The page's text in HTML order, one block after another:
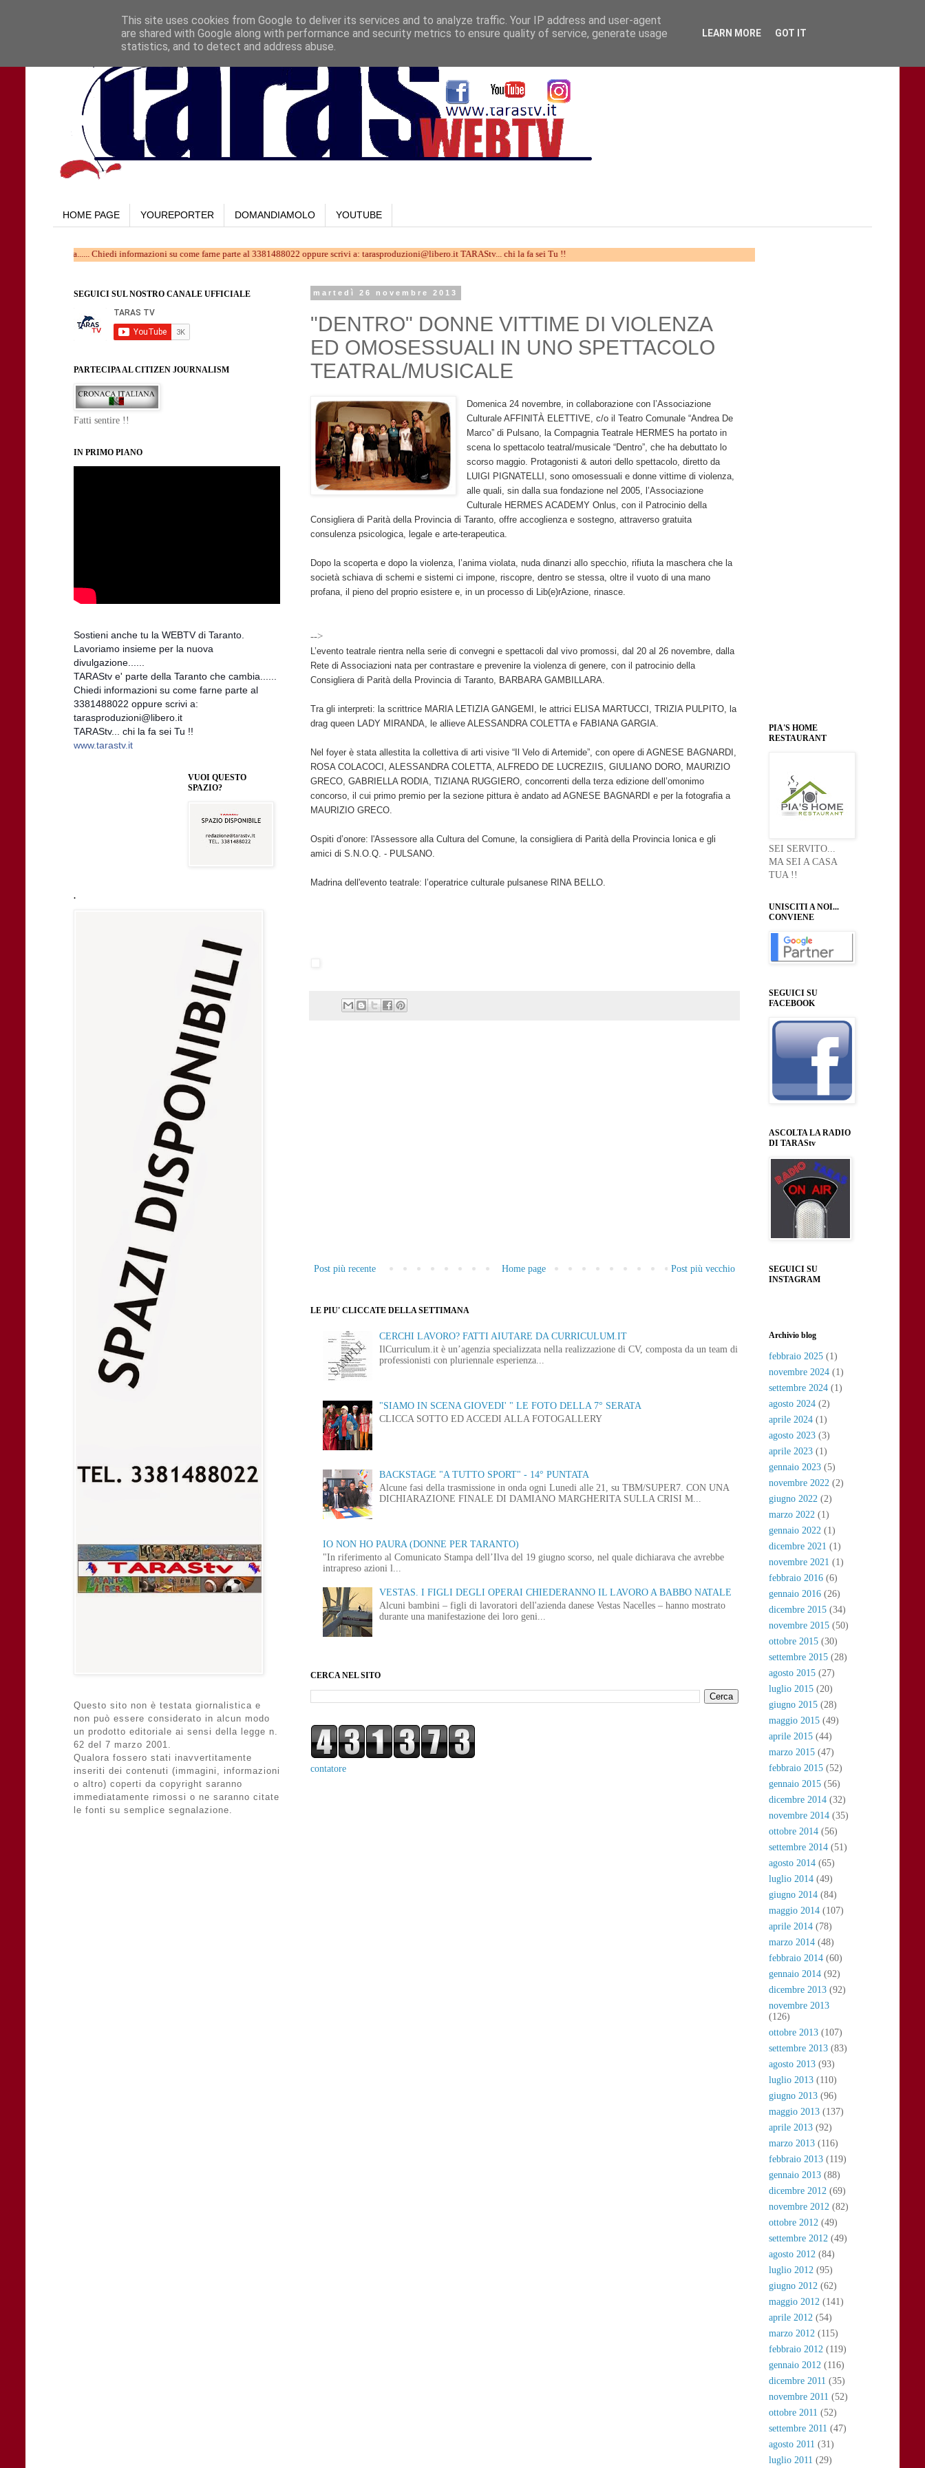
HOME PAGE YOUREPORTER DOMANDIAMOLO YOUTUBE
cambia...... Chiedi informazioni su come farne parte al 3381488022 oppure scrivi a: tarasproduzioni@libero.it TARAStv... chi la fa sei Tu !!
martedì 26 novembre 2013
"DENTRO" DONNE VITTIME DI VIOLENZA
ED OMOSESSUALI IN UNO SPETTACOLO
TEATRAL/MUSICALE
Domenica 24 novembre, in collaborazione con l’Associazione
Culturale AFFINITÀ ELETTIVE, c/o il Teatro Comunale “Andrea De
Marco” di Pulsano, la Compagnia Teatrale HERMES ha portato in
scena lo spettacolo teatral/musicale “Dentro”, che ha debuttato lo
scorso maggio. Protagonisti & autori dello spettacolo, diretto da
LUIGI PIGNATELLI, sono omosessuali e donne vittime di violenza,
alle quali, sin dalla sua fondazione nel 2005, l’Associazione
Culturale HERMES ACADEMY Onlus, con il Patrocinio della
Consigliera di Parità della Provincia di Taranto, offre accoglienza e sostegno, attraverso gratuita
consulenza psicologica, legale e arte-terapeutica.
Dopo la scoperta e dopo la violenza, l’anima violata, nuda dinanzi allo specchio, rifiuta la maschera che la
società schiava di schemi e sistemi ci impone, riscopre, dentro se stessa, oltre il vuoto di una mano
profana, il pieno del proprio esistere e, in un processo di Lib(e)rAzione, rinasce.
-->
L’evento teatrale rientra nella serie di convegni e spettacoli dal vivo promossi, dal 20 al 26 novembre, dalla
Rete di Associazioni nata per contrastare e prevenire la violenza di genere, con il patrocinio della
Consigliera di Parità della Provincia di Taranto, BARBARA GAMBILLARA.
Tra gli interpreti: la scrittrice MARIA LETIZIA GANGEMI, le attrici ELISA MARTUCCI, TRIZIA PULPITO, la
drag queen LADY MIRANDA, le allieve ALESSANDRA COLETTA e FABIANA GARGIA.
Nel foyer è stata allestita la collettiva di arti visive “Il Velo di Artemide”, con opere di AGNESE BAGNARDI,
ROSA COLACOCI, ALESSANDRA COLETTA, ALFREDO DE LUCREZIIS, GIULIANO DORO, MAURIZIO
GRECO, GABRIELLA RODIA, TIZIANA RUGGIERO, concorrenti della terza edizione dell’omonimo
concorso, il cui primo premio per la sezione pittura è andato ad AGNESE BAGNARDI e per la fotografia a
MAURIZIO GRECO.
Ospiti d’onore: l'Assessore alla Cultura del Comune, la consigliera di Parità della Provincia Ionica e gli
amici di S.N.O.Q. - PULSANO.
Madrina dell'evento teatrale: l’operatrice culturale pulsanese RINA BELLO.
Post più recente Post più vecchio
Home page
LE PIU' CLICCATE DELLA SETTIMANA
CERCHI LAVORO? FATTI AIUTARE DA CURRICULUM.IT
IlCurriculum.it è un’agenzia specializzata nella realizzazione di CV, composta da un team di
professionisti con pluriennale esperienza...
"SIAMO IN SCENA GIOVEDI' " LE FOTO DELLA 7° SERATA
CLICCA SOTTO ED ACCEDI ALLA FOTOGALLERY
BACKSTAGE "A TUTTO SPORT" - 14° PUNTATA
Alcune fasi della trasmissione in onda ogni Lunedi alle 21, su TBM/SUPER7. CON UNA
DICHIARAZIONE FINALE DI DAMIANO MARGHERITA SULLA CRISI M...
IO NON HO PAURA (DONNE PER TARANTO)
"In riferimento al Comunicato Stampa dell’Ilva del 19 giugno scorso, nel quale dichiarava che avrebbe
intrapreso azioni l...
VESTAS. I FIGLI DEGLI OPERAI CHIEDERANNO IL LAVORO A BABBO NATALE
Alcuni bambini – figli di lavoratori dell'azienda danese Vestas Nacelles – hanno mostrato
durante una manifestazione dei loro geni...
CERCA NEL SITO
contatore
SEGUICI SUL NOSTRO CANALE UFFICIALE
PARTECIPA AL CITIZEN JOURNALISM
Fatti sentire !!
IN PRIMO PIANO
Sostieni anche tu la WEBTV di Taranto.
Lavoriamo insieme per la nuova
divulgazione......
TARAStv e' parte della Taranto che cambia......
Chiedi informazioni su come farne parte al
3381488022 oppure scrivi a:
tarasproduzioni@libero.it
TARAStv... chi la fa sei Tu !!
www.tarastv.it
VUOI QUESTO
SPAZIO?
.
Questo sito non è testata giornalistica e
non può essere considerato in alcun modo
un prodotto editoriale ai sensi della legge n.
62 del 7 marzo 2001.
Qualora fossero stati inavvertitamente
inseriti dei contenuti (immagini, informazioni
o altro) coperti da copyright saranno
immediatamente rimossi o ne saranno citate
le fonti su semplice segnalazione.
PIA'S HOME
RESTAURANT
SEI SERVITO...
MA SEI A CASA
TUA !!
UNISCITI A NOI...
CONVIENE
SEGUICI SU
FACEBOOK
ASCOLTA LA RADIO
DI TARAStv
SEGUICI SU
INSTAGRAM
Archivio blog
febbraio 2025 (1)
novembre 2024 (1)
settembre 2024 (1)
agosto 2024 (2)
aprile 2024 (1)
agosto 2023 (3)
aprile 2023 (1)
gennaio 2023 (5)
novembre 2022 (2)
giugno 2022 (2)
marzo 2022 (1)
gennaio 2022 (1)
dicembre 2021 (1)
novembre 2021 (1)
febbraio 2016 (6)
gennaio 2016 (26)
dicembre 2015 (34)
novembre 2015 (50)
ottobre 2015 (30)
settembre 2015 (28)
agosto 2015 (27)
luglio 2015 (20)
giugno 2015 (28)
maggio 2015 (49)
aprile 2015 (44)
marzo 2015 (47)
febbraio 2015 (52)
gennaio 2015 (56)
dicembre 2014 (32)
novembre 2014 (35)
ottobre 2014 (56)
settembre 2014 (51)
agosto 2014 (65)
luglio 2014 (49)
giugno 2014 (84)
maggio 2014 (107)
aprile 2014 (78)
marzo 2014 (48)
febbraio 2014 (60)
gennaio 2014 (92)
dicembre 2013 (92)
novembre 2013
(126)
ottobre 2013 (107)
settembre 2013 (83)
agosto 2013 (93)
luglio 2013 (110)
giugno 2013 (96)
maggio 2013 (137)
aprile 2013 (92)
marzo 2013 (116)
febbraio 2013 (119)
gennaio 2013 (88)
dicembre 2012 (69)
novembre 2012 (82)
ottobre 2012 (49)
settembre 2012 (49)
agosto 2012 (84)
luglio 2012 (95)
giugno 2012 (62)
maggio 2012 (141)
aprile 2012 (54)
marzo 2012 (115)
febbraio 2012 (119)
gennaio 2012 (116)
dicembre 2011 (35)
novembre 2011 (52)
ottobre 2011 (52)
settembre 2011 (47)
agosto 2011 (31)
luglio 2011 (29)
This site uses cookies from Google to deliver its services and to analyze traffic. Your IP address and user-agent
are shared with Google along with performance and security metrics to ensure quality of service, generate usage
statistics, and to detect and address abuse.
LEARN MORE GOT IT